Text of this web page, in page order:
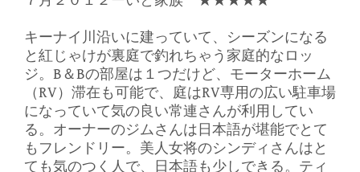
キーナイ川沿いに建っていて、シーズンになる
と紅じゃけが裏庭で釣れちゃう家庭的なロッ
ジ。B＆Bの部屋は１つだけど、モーターホーム
（RV）滞在も可能で、庭はRV専用の広い駐車場
になっていて気の良い常連さんが利用してい
る。オーナーのジムさんは日本語が堪能でとて
もフレンドリー。美人女将のシンディさんはと
ても気のつく人で、日本語も少しできる。ティ